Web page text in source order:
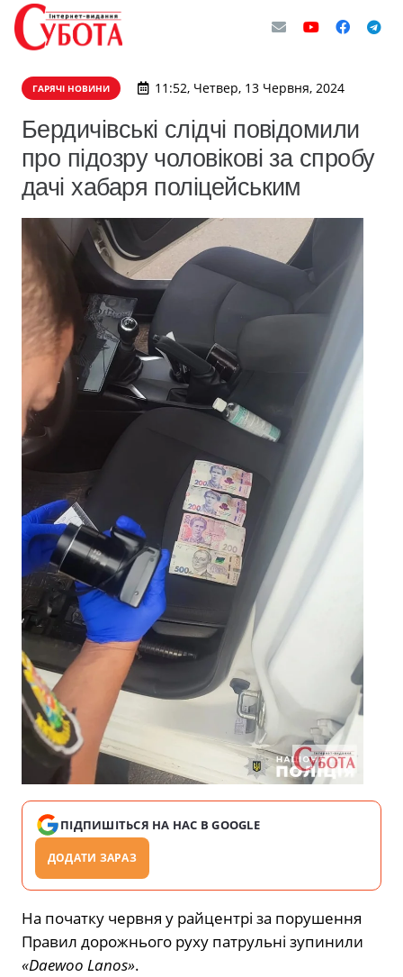
ГАРЯЧІ НОВИНИ 11:52, Четвер, 13 Червня, 2024
Бердичівські слідчі повідомили
про підозру чоловікові за спробу
дачі хабаря поліцейським
ПІДПИШІТЬСЯ НА НАС В GOOGLE
ДОДАТИ ЗАРАЗ
На початку червня у райцентрі за порушення
Правил дорожнього руху патрульні зупинили
«Daewoo Lanos».